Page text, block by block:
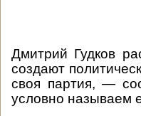
Дмитрий Гудков
создают
своя партия, —
условно называем